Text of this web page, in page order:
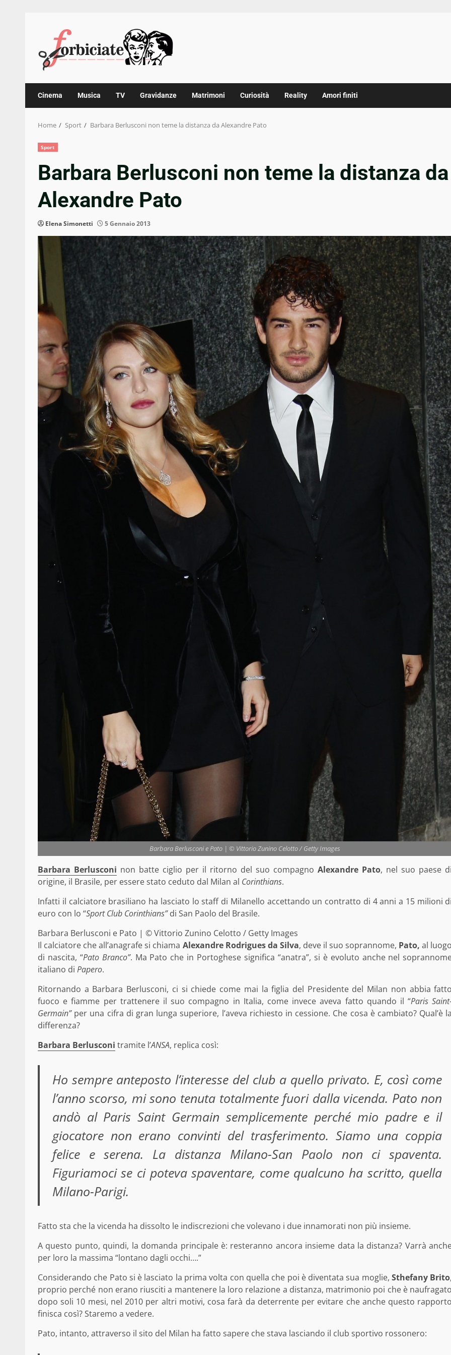
content
Cinema Musica TV Gravidanze Matrimoni Curiosità Reality Amori finiti
Home Sport Barbara Berlusconi non teme la distanza da Alexandre Pato
Sport
Barbara Berlusconi non teme la distanza da
Alexandre Pato
Elena Simonetti 5 Gennaio 2013
Barbara Berlusconi e Pato | © Vittorio Zunino Celotto / Getty Images
Barbara Berlusconi non batte ciglio per il ritorno del suo compagnoAlexandre Pato, nel suo paese
origine, il Brasile, per essere stato ceduto dal Milan al Corinthians.
Infatti il calciatore brasiliano ha lasciato lo staff di Milanello accettando un contratto di 4 anni a 15 milioni
euro con lo “Sport Club Corinthians”di San Paolo del Brasile.
Barbara Berlusconi e Pato | © Vittorio Zunino Celotto / Getty Images
Il calciatore che all’anagrafe si chiama Alexandre Rodrigues da Silva, deve il suo soprannome, Pato, al
di nascita, “Pato Branco”. Ma Pato che in Portoghese significa “anatra”, si è evoluto anche nel
italiano di Papero.
Ritornando a Barbara Berlusconi, ci si chiede come mai la figlia del Presidente del Milan non abbia
fuoco e fiamme per trattenere il suo compagno in Italia, come invece aveva fatto quando il “Paris
Germain”per una cifra di gran lunga superiore, l’aveva richiesto in cessione. Che cosa è cambiato? Qual’è
differenza?
Barbara Berlusconi tramite l’ANSA, replica così:
Ho sempre anteposto l’interesse del club a quello privato. E, così come
l’anno scorso, mi sono tenuta totalmente fuori dalla vicenda. Pato non
andò al Paris Saint Germain semplicemente perché mio padre e il
giocatore non erano convinti del trasferimento. Siamo una coppia
felice e serena. La distanza Milano-San Paolo non ci spaventa.
Figuriamoci se ci poteva spaventare, come qualcuno ha scritto, quella
Milano-Parigi.
Fatto sta che la vicenda ha dissolto le indiscrezioni che volevano i due innamorati non più insieme.
A questo punto, quindi, la domanda principale è: resteranno ancora insieme data la distanza? Varrà
per loro la massima “lontano dagli occhi….”
Considerando che Pato si è lasciato la prima volta con quella che poi è diventata sua moglie,Sthefany Brito
proprio perché non erano riusciti a mantenere la loro relazione a distanza, matrimonio poi che è
dopo soli 10 mesi, nel 2010 per altri motivi, cosa farà da deterrente per evitare che anche questo
finisca così? Staremo a vedere.
Pato, intanto, attraverso il sito del Milan ha fatto sapere che stava lasciando il club sportivo rossonero: